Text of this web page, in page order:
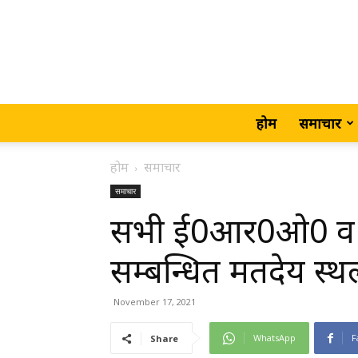
होम समाचार
होम समाचार
समाचार
सभी ई0आर0ओ0
सम्बन्धित मतदेय
November 17, 2021
Share WhatsApp